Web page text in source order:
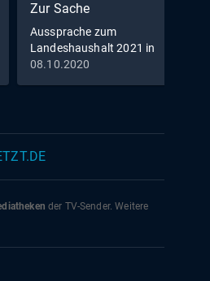
Zur Sache
Aussprache zum
Landeshaushalt 2021 in
Rheinland-Pfalz
08.10.2020
der TV-Sender. Weitere